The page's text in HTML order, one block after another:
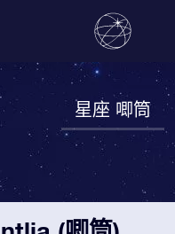
星座 唧筒